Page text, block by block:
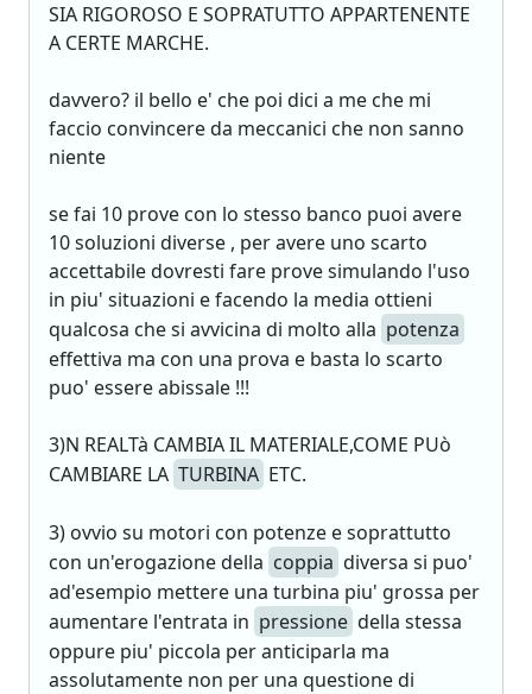
SIA RIGOROSO E SOPRATUTTO APPARTENENTE
A CERTE MARCHE.
davvero? il bello e' che poi dici a me che mi
faccio convincere da meccanici che non sanno
niente
se fai 10 prove con lo stesso banco puoi avere
10 soluzioni diverse , per avere uno scarto
accettabile dovresti fare prove simulando l'uso
in piu' situazioni e facendo la media ottieni
qualcosa che si avvicina di molto alla potenza
effettiva ma con una prova e basta lo scarto
puo' essere abissale !!!
3)N REALTà CAMBIA IL MATERIALE,COME PUò
CAMBIARE LA TURBINA ETC.
3) ovvio su motori con potenze e soprattutto
con un'erogazione della coppia diversa si puo'
ad'esempio mettere una turbina piu' grossa per
aumentare l'entrata in pressione della stessa
oppure piu' piccola per anticiparla ma
assolutamente non per una questione di